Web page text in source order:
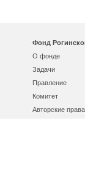
Фонд
О фонде
Задачи
Правление
Комитет
Авторские права